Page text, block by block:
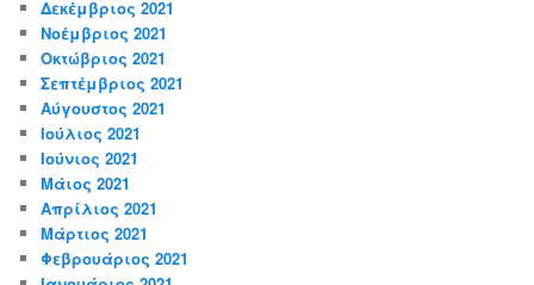
Δεκέμβριος 2021
Νοέμβριος 2021
Οκτώβριος 2021
Σεπτέμβριος 2021
Αύγουστος 2021
Ιούλιος 2021
Ιούνιος 2021
Μάιος 2021
Απρίλιος 2021
Μάρτιος 2021
Φεβρουάριος 2021